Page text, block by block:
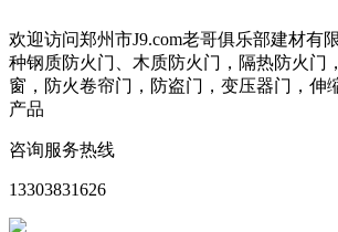
欢迎访问郑州市J9.com老哥俱乐部建材有
种钢质防火门、木质防火门，隔热防火门
窗，防火卷帘门，防盗门，变压器门，伸
产品
咨询服务热线
13303831626